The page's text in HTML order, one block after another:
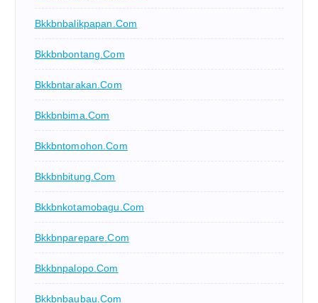
Bkkbnbalikpapan.com
Bkkbnbontang.com
Bkkbntarakan.com
Bkkbnbima.com
Bkkbntomohon.com
Bkkbnbitung.com
Bkkbnkotamobagu.com
Bkkbnparepare.com
Bkkbnpalopo.com
Bkkbnbaubau.com